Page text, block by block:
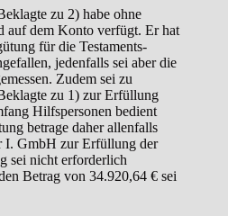
zu 2) habe ohne
auf dem Konto verfügt. Er hat
für die Testaments­
jedenfalls sei aber die
Zudem sei zu
zu 1) zur Erfüllung
Hilfspersonen bedient
betrage daher allenfalls
I. GmbH zur Erfüllung der
sei nicht erforderlich
Betrag von 34.920,64 € sei